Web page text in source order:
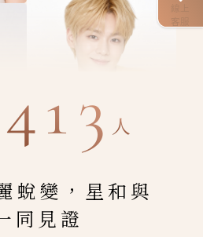
客服
人
蛻變，星和與
同見證